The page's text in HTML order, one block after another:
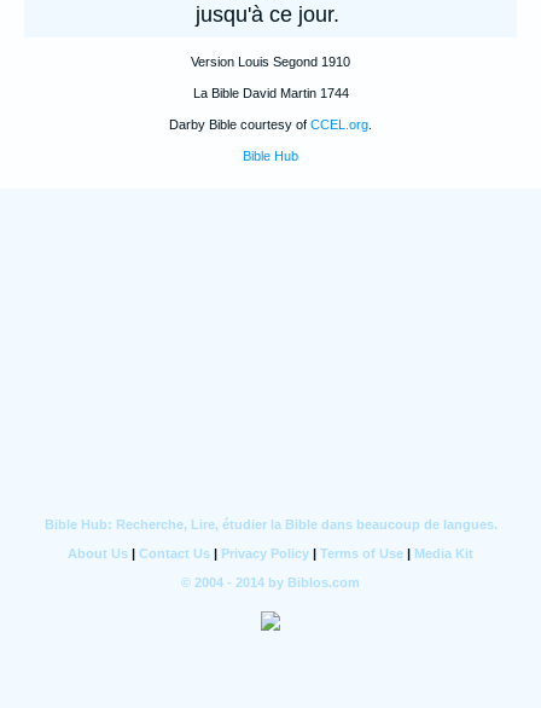
jusqu'à ce jour.
Version Louis Segond 1910
La Bible David Martin 1744
Darby Bible courtesy of CCEL.org
Bible Hub